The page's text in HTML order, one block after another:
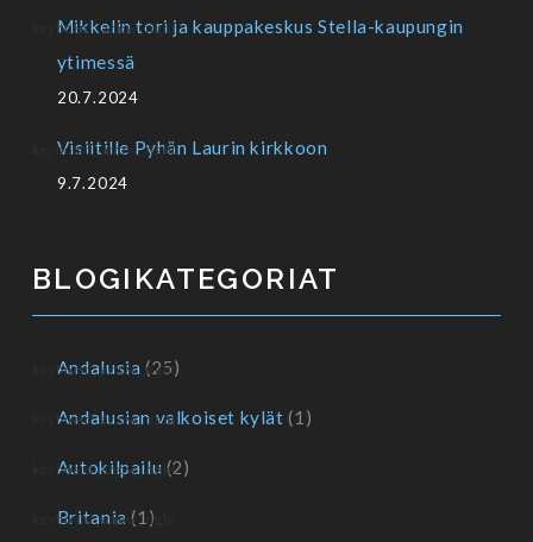
Mikkelin tori ja kauppakeskus Stella-kaupungin
ytimessä
20.7.2024
Visiitille Pyhän Laurin kirkkoon
9.7.2024
BLOGIKATEGORIAT
Andalusia (25)
Andalusian valkoiset kylät (1)
Autokilpailu (2)
Britania (1)